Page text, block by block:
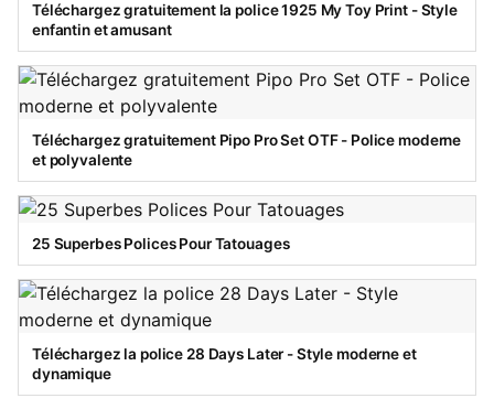
Téléchargez gratuitement la police 1925 My Toy Print - Style
enfantin et amusant
Téléchargez gratuitement Pipo Pro Set OTF - Police moderne
et polyvalente
25 Superbes Polices Pour Tatouages
Téléchargez la police 28 Days Later - Style moderne et
dynamique